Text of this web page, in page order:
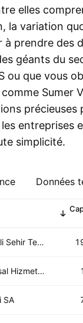
elles
la variation
prendre des
géants du
ou que vous
Sumer
précieuses
entreprises
simplicité.
Données
Bin Ulasim Ve Akilli Sehir Teknolojileri AS
Metropal Kurumsal Hizmetler A.S.
SA